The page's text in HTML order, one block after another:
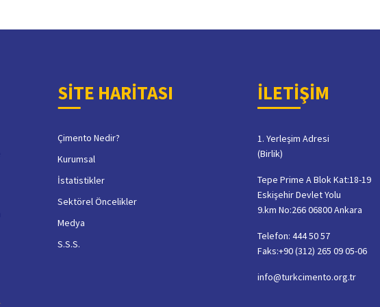
SİTE HARİTASI
Çimento Nedir?
Kurumsal
İstatistikler
Sektörel Öncelikler
Medya
S.S.S.
İLETİŞİM
1. Yerleşim Adresi
(Birlik)
Tepe Prime A Blok Kat:18-19
Eskişehir Devlet Yolu
9.km No:266 06800 Ankara
Telefon: 444 50 57
Faks:+90 (312) 265 09 05-06
info@turkcimento.org.tr